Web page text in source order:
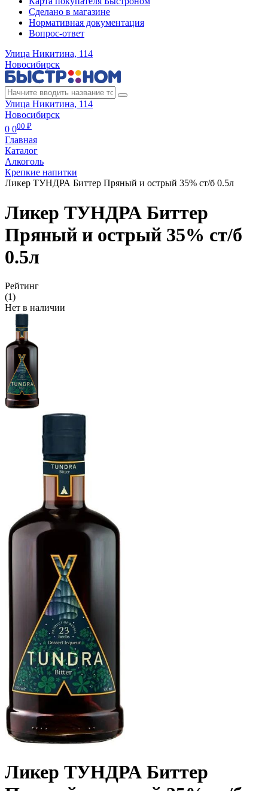
Сделано в магазине
Нормативная документация
Вопрос-ответ
Улица Никитина, 114
Новосибирск
Улица Никитина, 114
Новосибирск
0 000 ₽
Главная
Каталог
Алкоголь
Крепкие напитки
Ликер ТУНДРА Биттер Пряный и острый 35% ст/б 0.5л
Ликер ТУНДРА Биттер
Пряный и острый 35% ст/б
0.5л
Рейтинг
(1)
Нет в наличии
Ликер ТУНДРА Биттер